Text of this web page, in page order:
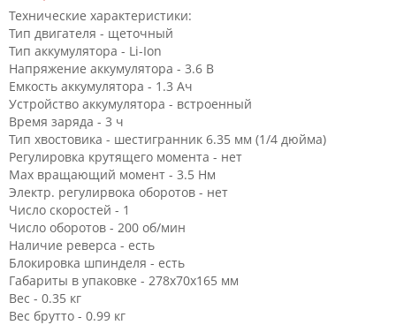
Технические характеристики:
Тип двигателя - щеточный
Тип аккумулятора - Li-Ion
Напряжение аккумулятора - 3.6 В
Емкость аккумулятора - 1.3 Ач
Устройство аккумулятора - встроенный
Время заряда - 3 ч
Тип хвостовика - шестигранник 6.35 мм (1/4 дюйма)
Регулировка крутящего момента - нет
Мах вращающий момент - 3.5 Нм
Электр. регулирвока оборотов - нет
Число скоростей - 1
Число оборотов - 200 об/мин
Наличие реверса - есть
Блокировка шпинделя - есть
Габариты в упаковке - 278х70х165 мм
Вес - 0.35 кг
Вес брутто - 0.99 кг